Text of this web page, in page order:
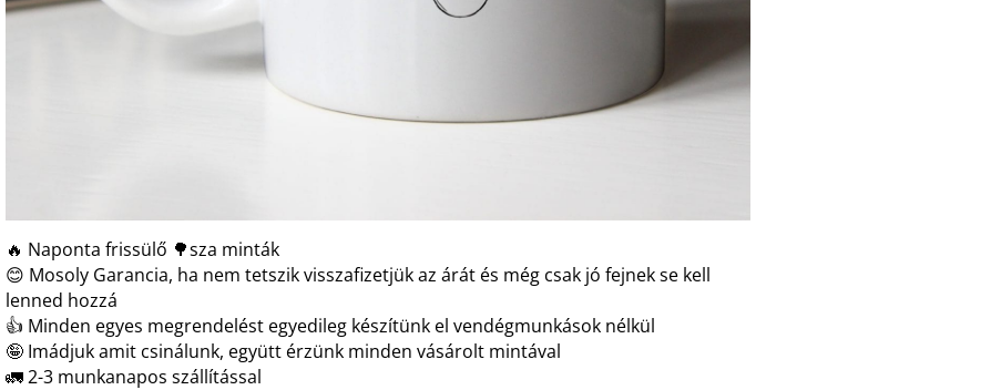
🔥 Naponta frissülő 🌳sza minták
😊 Mosoly Garancia, ha nem tetszik visszafizetjük az árát és még csak jó fejnek se kell
lenned hozzá
👍 Minden egyes megrendelést egyedileg készítünk el vendégmunkások nélkül
🤪 Imádjuk amit csinálunk, együtt érzünk minden vásárolt mintával
🚛 2-3 munkanapos szállítással